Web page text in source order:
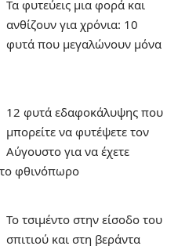
Τα φυτεύεις μια φορά και
ανθίζουν για χρόνια: 10
φυτά που μεγαλώνουν μόνα
12 φυτά εδαφοκάλυψης που
μπορείτε να φυτέψετε τον
Αύγουστο για να έχετε
φθινόπωρο
Το τσιμέντο στην είσοδο του
σπιτιού και στη βεράντα